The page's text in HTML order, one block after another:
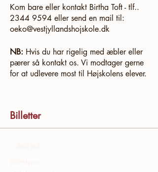
Kom bare eller kontakt Birtha Toft - tlf..
2344 9594 eller send en mail til:
oeko@vestjyllandshojskole.dk
NB: Hvis du har rigelig med æbler eller
pærer så kontakt os. Vi modtager gerne
for at udlevere most til Højskolens elever.
Billetter